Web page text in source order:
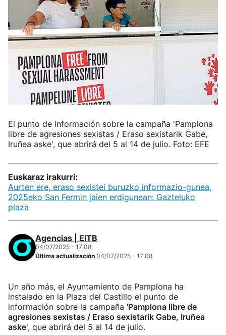
El punto de información sobre la campaña 'Pamplona
libre de agresiones sexistas / Eraso sexistarik Gabe,
Iruñea aske', que abrirá del 5 al 14 de julio. Foto: EFE
Euskaraz irakurri:
Aurten ere, eraso sexistei buruzko informazio-gunea,
2025eko San Fermin jaien erdigunean: Gazteluko
plaza
Agencias | EITB
04/07/2025 - 17:08
Última actualización 04/07/2025 - 17:08
Un año más, el Ayuntamiento de Pamplona ha
instalado en la Plaza del Castillo el punto de
información sobre la campaña 'Pamplona libre de
agresiones sexistas / Eraso sexistarik Gabe, Iruñea
aske', que abrirá del 5 al 14 de julio.